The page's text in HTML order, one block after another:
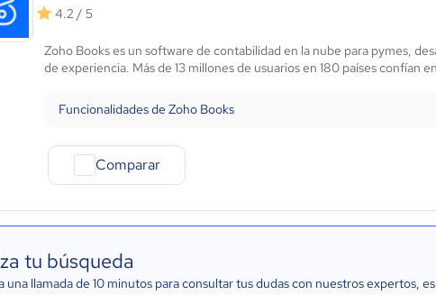
4.2 / 5
Zoho Books es un software de contabilidad en la nube para pymes,
de experiencia. Más de 13 millones de usuarios en 180 países confían
Funcionalidades de Zoho Books
Comparar
tu búsqueda
una llamada de 10 minutos para consultar tus dudas con nuestros expertos,